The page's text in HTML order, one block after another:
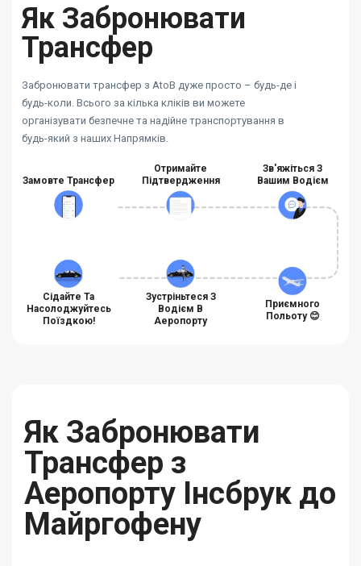
Як Забронювати
Трансфер
Забронювати трансфер з AtoB дуже просто – будь-де і
будь-коли. Всього за кілька кліків ви можете
організувати безпечне та надійне транспортування в
будь-який з наших Напрямків.
Замовте Трансфер
Отримайте
Підтвердження
Зв'яжіться З
Вашим Водієм
Сідайте Та
Насолоджуйтесь
Поїздкою!
Зустріньтеся З
Водієм В
Аеропорту
Приємного
Польоту 😊
Як Забронювати
Трансфер з
Аеропорту Інсбрук до
Майргофену